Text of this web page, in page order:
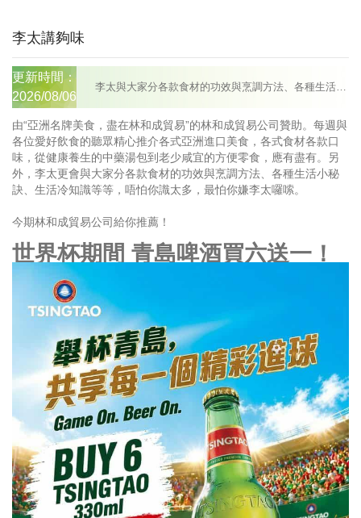
李太講夠味
更新時間：
2026/08/06
李太與大家分各款食材的功效與烹調方法、各種生活小秘訣、生活冷知識等等，唔怕你識太多，最怕你嫌李太囉嗦。
由“亞洲名牌美食，盡在林和成貿易”的林和成貿易公司贊助。每週與
各位愛好飲食的聽眾精心推介各式亞洲進口美食，各式食材各款口
味，從健康養生的中藥湯包到老少咸宜的方便零食，應有盡有。另
外，李太更會與大家分各款食材的功效與烹調方法、各種生活小秘
訣、生活冷知識等等，唔怕你識太多，最怕你嫌李太囉嗦。
今期林和成貿易公司給你推薦！
世界杯期間 青島啤酒買六送一！